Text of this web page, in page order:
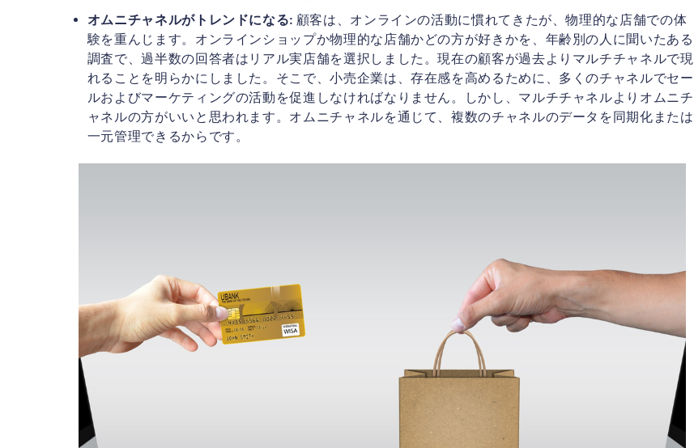
オムニチャネルがトレンドになる: 顧客は、オンラインの活動に慣れてきたが、物理的な店舗での体
験を重んじます。オンラインショップか物理的な店舗かどの方が好きかを、年齢別の人に聞いたある
調査で、過半数の回答者はリアル実店舗を選択しました。現在の顧客が過去よりマルチチャネルで現
れることを明らかにしました。そこで、小売企業は、存在感を高めるために、多くのチャネルでセー
ルおよびマーケティングの活動を促進しなければなりません。しかし、マルチチャネルよりオムニチ
ャネルの方がいいと思われます。オムニチャネルを通じて、複数のチャネルのデータを同期化または
一元管理できるからです。